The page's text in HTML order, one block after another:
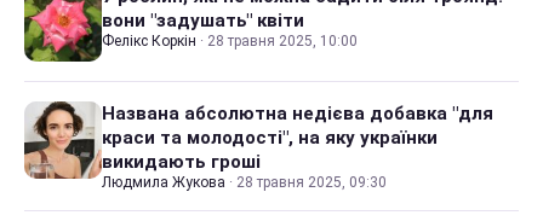
вони "задушать" квіти
Фелікс Коркін · 28 травня 2025, 10:00
Названа абсолютна недієва добавка "для
краси та молодості", на яку українки
викидають гроші
Людмила Жукова · 28 травня 2025, 09:30